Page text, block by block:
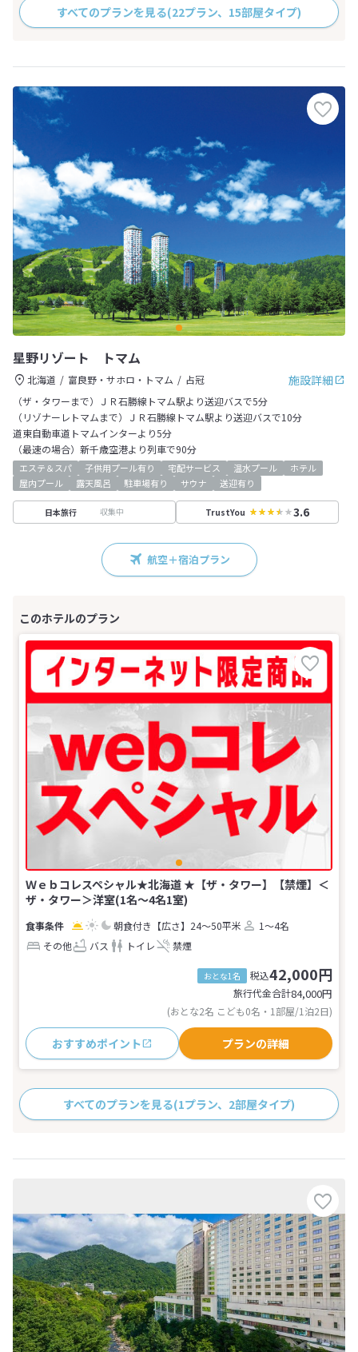
すべてのプランを見る(22プラン、15部屋タイプ)
星野リゾート トマム
施設詳細
北海道 富良野・サホロ・トマム
占冠
（ザ・タワーまで）ＪＲ石勝線トマム駅より送迎バスで5分
（リゾナーレトマムまで）ＪＲ石勝線トマム駅より送迎バスで10分
道東自動車道トマムインターより5分
（最速の場合）新千歳空港より列車で90分
エステ＆スパ 子供用プール有り 宅配サービス 温水プール
ホテル
屋内プール
露天風呂 駐車場有り サウナ 送迎有り
日本旅行 収集中 TrustYou 3.6
航空＋宿泊プラン
Ｗｅｂコレスペシャル★北海道 ★【ザ・タワー】【禁煙】＜
ザ・タワー＞洋室(1名～4名1室)
朝食付き 【広さ】24～50平米
1～4名
その他
バス トイレ 禁煙
おとな1名 税込42,000円
旅行代金合計84,000円
(おとな2名 こども0名・1部屋/1泊2日)
おすすめポイント プランの詳細
すべてのプランを見る(1プラン、2部屋タイプ)